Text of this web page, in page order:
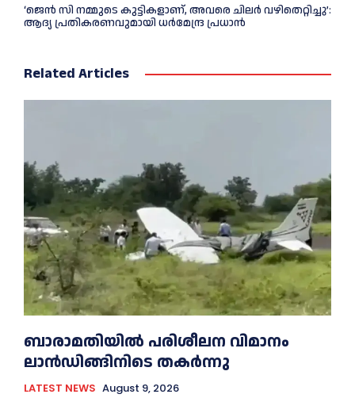
‘ജെൻ സി നമ്മുടെ കുട്ടികളാണ്, അവരെ ചിലര്‍ വഴിതെറ്റിച്ചു’:
ആദ്യ പ്രതികരണവുമായി ധര്‍മേന്ദ്ര പ്രധാൻ
Related Articles
ബാരാമതിയില്‍ പരിശീലന വിമാനം
ലാന്‍ഡിങ്ങിനിടെ തകര്‍ന്നു
LATEST NEWS August 9, 2026